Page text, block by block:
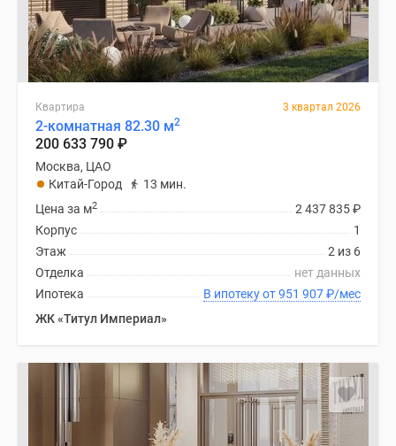
Квартира 3 квартал 2026
2-комнатная 82.30 м2
200 633 790 ₽
Москва, ЦАО
Китай-Город
13 мин.
2 437 835₽
Цена за м2
1
Корпус
2 из 6
Этаж
нет данных
Отделка
В ипотеку от 951 907₽/мес
Ипотека
ЖК «Титул Империал»